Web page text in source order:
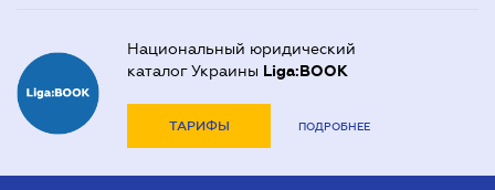
Национальный юридический
каталог Украины Liga:BOOK
ТАРИФЫ ПОДРОБНЕЕ